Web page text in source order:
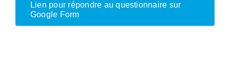
Lien pour répondre au questionnaire sur
Google Form